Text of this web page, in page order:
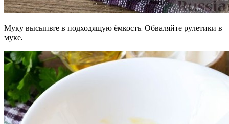
Муку высыпьте в подходящую ёмкость. Обваляйте рулетики в
муке.